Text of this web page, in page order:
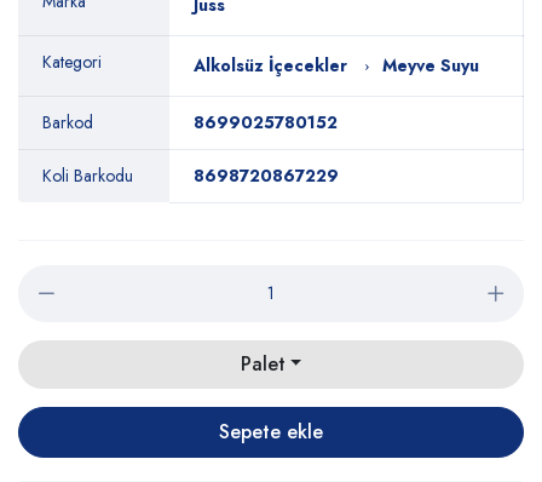
Kategori Alkolsüz İçecekler Meyve Suyu
Barkod 8699025780152
Koli Barkodu 8698720867229
Palet
Sepete ekle